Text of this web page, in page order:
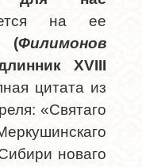
на ее
(Филимонов
XVIII
цитата из
«Святаго
новаго